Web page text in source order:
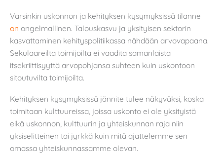
Varsinkin uskonnon ja kehityksen kysymyksissä tilanne
on ongelmallinen. Talouskasvu ja yksityisen sektorin
kasvattaminen kehityspolitiikassa nähdään arvovapaana.
Sekulaareilta toimijoilta ei vaadita samanlaista
itsekriittisyyttä arvopohjansa suhteen kuin uskontoon
sitoutuvilta toimijoilta.
Kehityksen kysymyksissä jännite tulee näkyväksi, koska
toimitaan kulttuureissa, joissa uskonto ei ole yksityistä
eikä uskonnon, kulttuurin ja yhteiskunnan raja niin
yksiselitteinen tai jyrkkä kuin mitä ajattelemme sen
omassa yhteiskunnassamme olevan.